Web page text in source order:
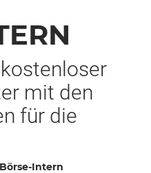
mit den
für die
Börse-Intern